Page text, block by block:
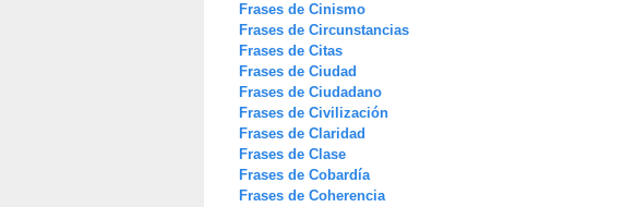
Frases de Cinismo
Frases de Circunstancias
Frases de Citas
Frases de Ciudad
Frases de Ciudadano
Frases de Civilización
Frases de Claridad
Frases de Clase
Frases de Cobardía
Frases de Coherencia